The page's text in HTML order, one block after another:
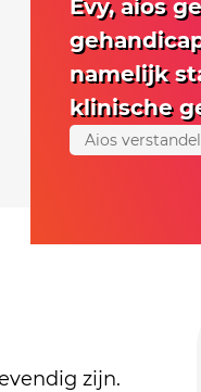
Evy, aios
namelijk
klinische
Aios
zijn.